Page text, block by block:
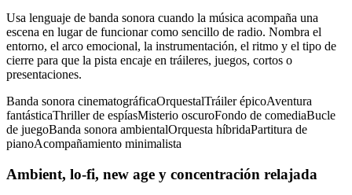
Usa lenguaje de banda sonora cuando la música acompaña una
escena en lugar de funcionar como sencillo de radio. Nombra el
entorno, el arco emocional, la instrumentación, el ritmo y el tipo de
cierre para que la pista encaje en tráileres, juegos, cortos o
presentaciones.
Banda sonora cinematográficaOrquestalTráiler épicoAventura
fantásticaThriller de espíasMisterio oscuroFondo de comediaBucle
de juegoBanda sonora ambientalOrquesta híbridaPartitura de
pianoAcompañamiento minimalista
Ambient, lo-fi, new age y concentración relajada